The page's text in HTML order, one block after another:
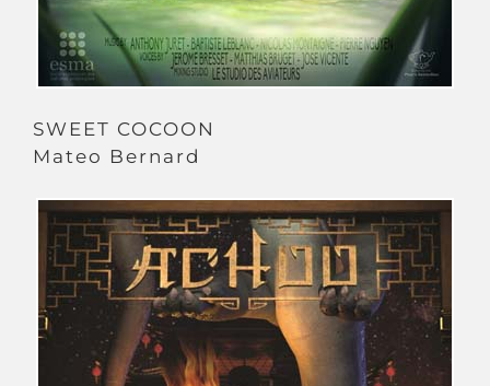
SWEET COCOON
Mateo Bernard